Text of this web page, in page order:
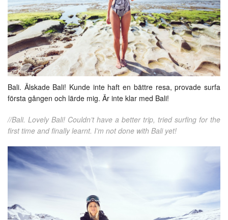
Bali. Älskade Bali! Kunde inte haft en bättre resa, provade surfa
första gången och lärde mig. Är inte klar med Bali!
//Bali. Lovely Bali! Couldn’t have a better trip, tried surfing for the
first time and finally learnt. I’m not done with Bali yet!